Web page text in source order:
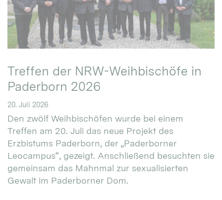
Treffen der NRW-Weihbischöfe in
Paderborn 2026
20. Juli 2026
Den zwölf Weihbischöfen wurde bei einem
Treffen am 20. Juli das neue Projekt des
Erzbistums Paderborn, der „Paderborner
Leocampus“, gezeigt. Anschließend besuchten sie
gemeinsam das Mahnmal zur sexualisierten
Gewalt im Paderborner Dom.